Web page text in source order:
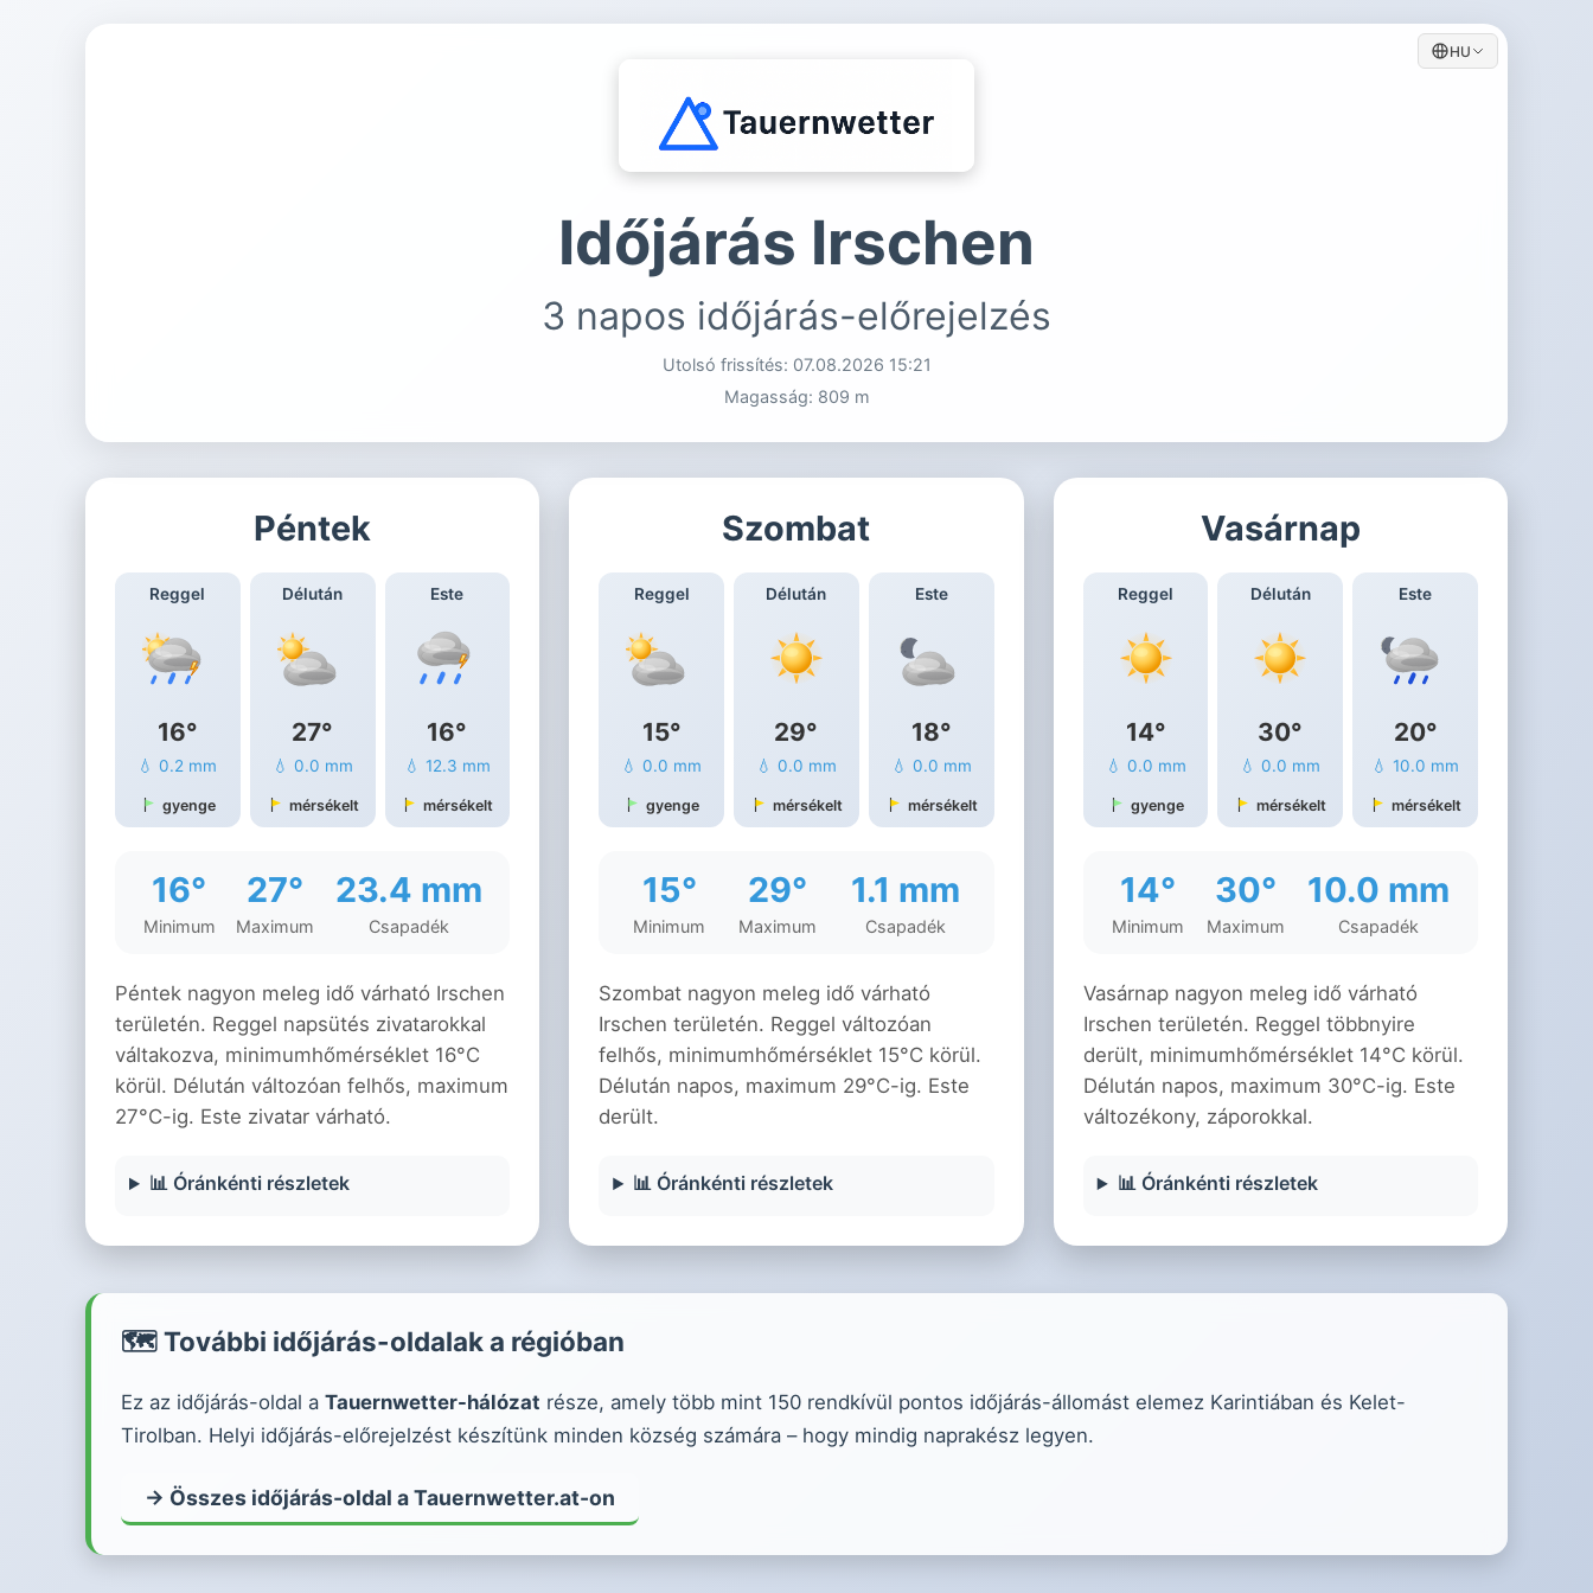
HU
Időjárás Irschen
3 napos időjárás-előrejelzés
Utolsó frissítés: 07.08.2026 15:21
Magasság: 809 m
Péntek
Reggel
16°
💧 0.2 mm
gyenge
Délután
27°
💧 0.0 mm
mérsékelt
Este
16°
💧 12.3 mm
mérsékelt
16°
Minimum
27°
Maximum
23.4 mm
Csapadék
Péntek nagyon meleg idő várható Irschen
területén. Reggel napsütés zivatarokkal
váltakozva, minimumhőmérséklet 16°C
körül. Délután változóan felhős, maximum
27°C-ig. Este zivatar várható.
📊 Óránkénti részletek
Szombat
Reggel
15°
💧 0.0 mm
gyenge
Délután
29°
💧 0.0 mm
mérsékelt
Este
18°
💧 0.0 mm
mérsékelt
15°
Minimum
29°
Maximum
1.1 mm
Csapadék
Szombat nagyon meleg idő várható
Irschen területén. Reggel változóan
felhős, minimumhőmérséklet 15°C körül.
Délután napos, maximum 29°C-ig. Este
derült.
📊 Óránkénti részletek
Vasárnap
Reggel
14°
💧 0.0 mm
gyenge
Délután
30°
💧 0.0 mm
mérsékelt
Este
20°
💧 10.0 mm
mérsékelt
14°
Minimum
30°
Maximum
10.0 mm
Csapadék
Vasárnap nagyon meleg idő várható
Irschen területén. Reggel többnyire
derült, minimumhőmérséklet 14°C körül.
Délután napos, maximum 30°C-ig. Este
változékony, záporokkal.
📊 Óránkénti részletek
🗺️ További időjárás-oldalak a régióban
Ez az időjárás-oldal a Tauernwetter-hálózat része, amely több mint 150 rendkívül pontos időjárás-állomást elemez Karintiában és Kelet-
Tirolban. Helyi időjárás-előrejelzést készítünk minden község számára – hogy mindig naprakész legyen.
→ Összes időjárás-oldal a Tauernwetter.at-on